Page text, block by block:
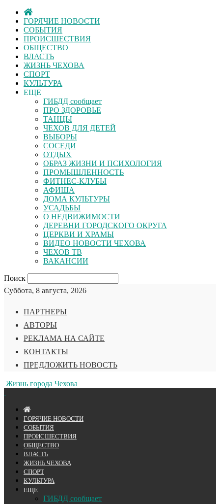
ГОРЯЧИЕ НОВОСТИ
СОБЫТИЯ
ПРОИСШЕСТВИЯ
ОБЩЕСТВО
ВЛАСТЬ
ЖИЗНЬ ЧЕХОВА
СПОРТ
КУЛЬТУРА
ЕЩЕ
ГИБДД сообщает
ПРО ЗДОРОВЬЕ
ТАНЦЫ
ЧЕХОВ ДЛЯ ДЕТЕЙ
ВЫБОРЫ
СОСЕДИ
ОТДЫХ
ОБРАЗ ЖИЗНИ И ПСИХОЛОГИЯ
ПРОМЫШЛЕННОСТЬ
ФИТНЕС-КЛУБЫ
АФИША
ДОМА КУЛЬТУРЫ
УСАДЬБЫ
О НЕДВИЖИМОСТИ
ДЕРЕВНИ ГОРОДСКОГО ОКРУГА
ЦЕРКВИ И ХРАМЫ
ВИДЕО НОВОСТИ ЧЕХОВА
ЧЕХОВ ТВ
ВАКАНСИИ
Поиск
Суббота, 8 августа, 2026
ПАРТНЕРЫ
АВТОРЫ
РЕКЛАМА НА САЙТЕ
КОНТАКТЫ
ПРЕДЛОЖИТЬ НОВОСТЬ
Жизнь города Чехова
ГОРЯЧИЕ НОВОСТИ
СОБЫТИЯ
ПРОИСШЕСТВИЯ
ОБЩЕСТВО
ВЛАСТЬ
ЖИЗНЬ ЧЕХОВА
СПОРТ
КУЛЬТУРА
ЕЩЕ
ГИБДД сообщает